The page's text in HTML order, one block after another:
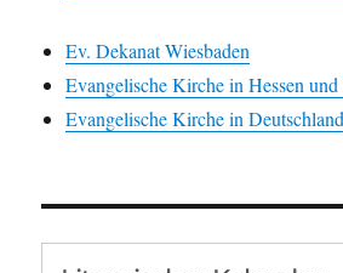
Ev. Dekanat Wiesbaden
Evangelische Kirche in Hessen und
Evangelische Kirche in Deutschland